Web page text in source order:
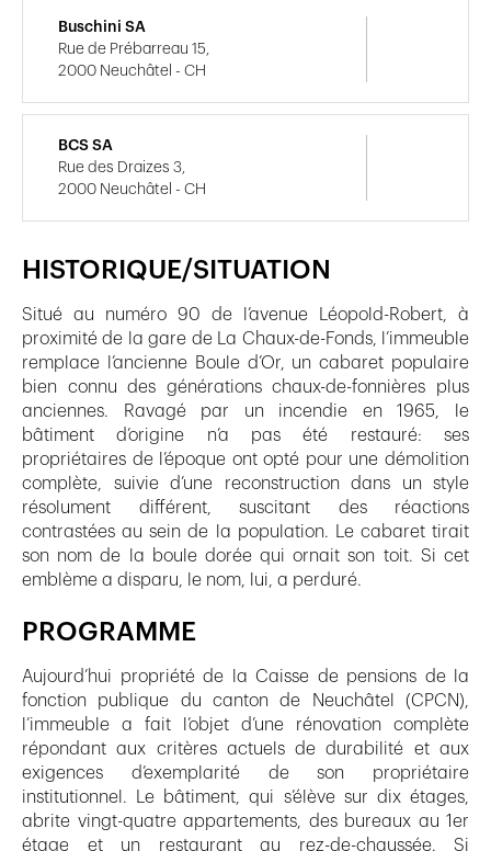
HISTORIQUE/SITUATION
Situé au numéro 90 de l’avenue Léopold-Robert, à
proximité de la gare de La Chaux-de-Fonds, l’immeuble
remplace l’ancienne Boule d’Or, un cabaret populaire
bien connu des générations chaux-de-fonnières plus
anciennes. Ravagé par un incendie en 1965, le
bâtiment d’origine n’a pas été restauré: ses
propriétaires de l’époque ont opté pour une démolition
complète, suivie d’une reconstruction dans un style
résolument différent, suscitant des réactions
contrastées au sein de la population. Le cabaret tirait
son nom de la boule dorée qui ornait son toit. Si cet
emblème a disparu, le nom, lui, a perduré.
PROGRAMME
Aujourd’hui propriété de la Caisse de pensions de la
fonction publique du canton de Neuchâtel (CPCN),
l’immeuble a fait l’objet d’une rénovation complète
répondant aux critères actuels de durabilité et aux
exigences d’exemplarité de son propriétaire
institutionnel. Le bâtiment, qui s’élève sur dix étages,
abrite vingt-quatre appartements, des bureaux au 1er
étage et un restaurant au rez-de-chaussée. Si
Buschini SA
Rue de Prébarreau 15,
2000 Neuchâtel - CH
BCS SA
Rue des Draizes 3,
2000 Neuchâtel - CH